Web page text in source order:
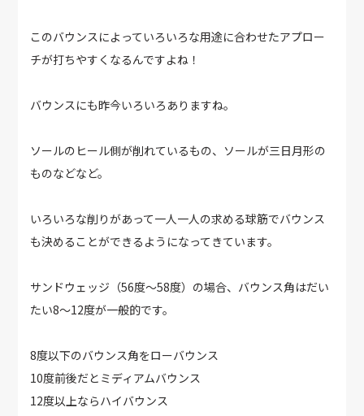
このバウンスによっていろいろな用途に合わせたアプロー
チが打ちやすくなるんですよね！
バウンスにも昨今いろいろありますね。
ソールのヒール側が削れているもの、ソールが三日月形の
ものなどなど。
いろいろな削りがあって一人一人の求める球筋でバウンス
も決めることができるようになってきています。
サンドウェッジ（56度～58度）の場合、バウンス角はだい
たい8〜12度が一般的です。
8度以下のバウンス角をローバウンス
10度前後だとミディアムバウンス
12度以上ならハイバウンス